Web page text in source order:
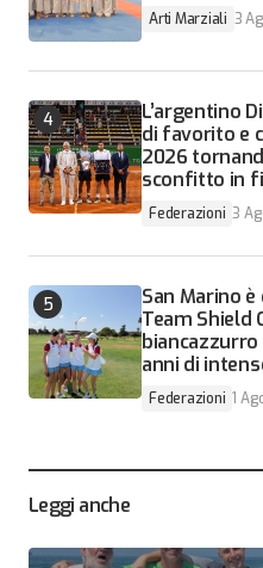
Arti Marziali 3
L’argentino
di favorito e
2026
sconfitto in
Federazioni 3
San Marino è
Team Shield
anni di
Federazioni 1
Leggi anche